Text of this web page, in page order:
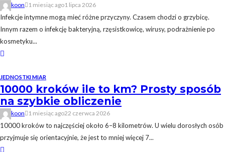
koon 1 miesiąc ago1 lipca 2026
Infekcje intymne mogą mieć różne przyczyny. Czasem chodzi o grzybicę.
Innym razem o infekcję bakteryjną, rzęsistkowicę, wirusy, podrażnienie po
kosmetyku...
JEDNOSTKI MIAR
10000 kroków ile to km? Prosty sposób
na szybkie obliczenie
koon 1 miesiąc ago22 czerwca 2026
10000 kroków to najczęściej około 6–8 kilometrów. U wielu dorosłych osób
przyjmuje się orientacyjnie, że jest to mniej więcej 7...